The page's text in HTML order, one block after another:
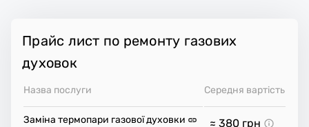
Прайс лист по ремонту газових
духовок
Назва послуги Середня вартість
Заміна термопари газової духовки ≈ 380 грн